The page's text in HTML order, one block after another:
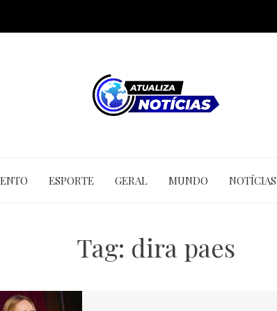
ESPORTE GERAL MUNDO NOTÍCIAS
Tag: dira paes